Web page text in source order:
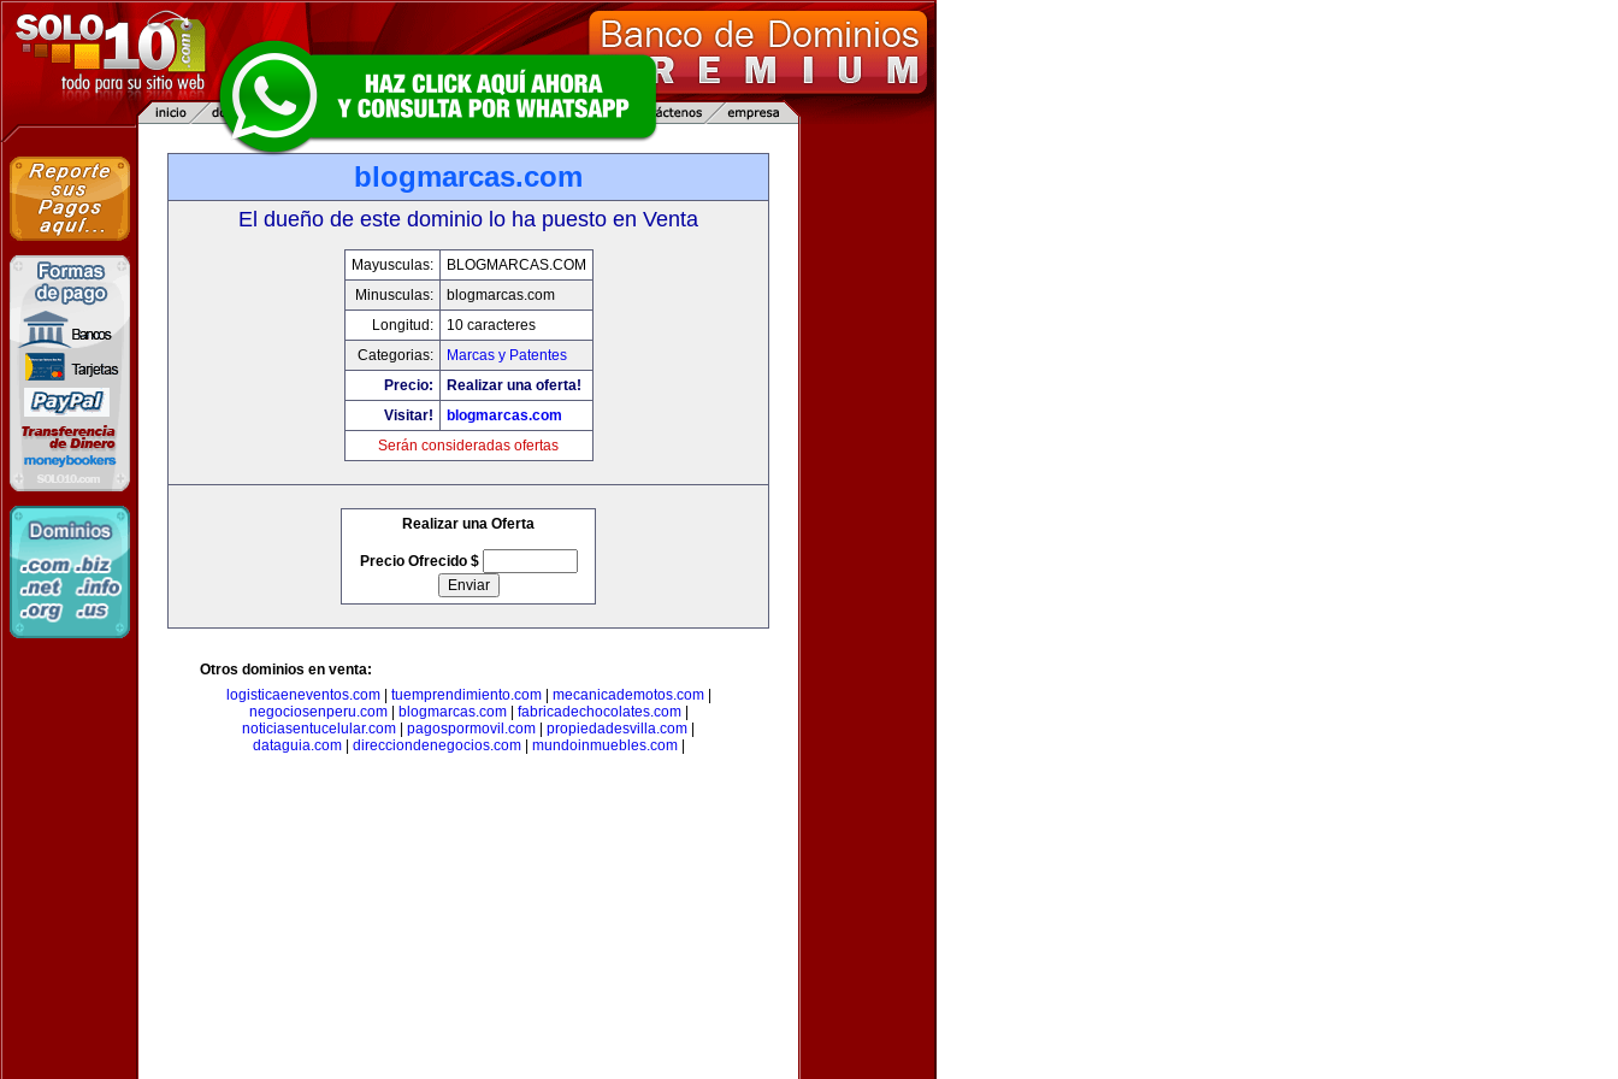
blogmarcas.com
El dueño de este dominio lo ha puesto en Venta
Mayusculas:
BLOGMARCAS.COM
Minusculas:
blogmarcas.com
Longitud:
10 caracteres
Categorias:
Marcas y Patentes
Precio:
Realizar una oferta!
Visitar!
blogmarcas.com
Serán consideradas ofertas
Realizar una Oferta
Precio Ofrecido $
Otros dominios en venta:
logisticaeneventos.com| tuemprendimiento.com| mecanicademotos.com|
negociosenperu.com| blogmarcas.com| fabricadechocolates.com|
noticiasentucelular.com
pagospormovil.com propiedadesvilla.com
dataguia.com| direcciondenegocios.com| mundoinmuebles.com|